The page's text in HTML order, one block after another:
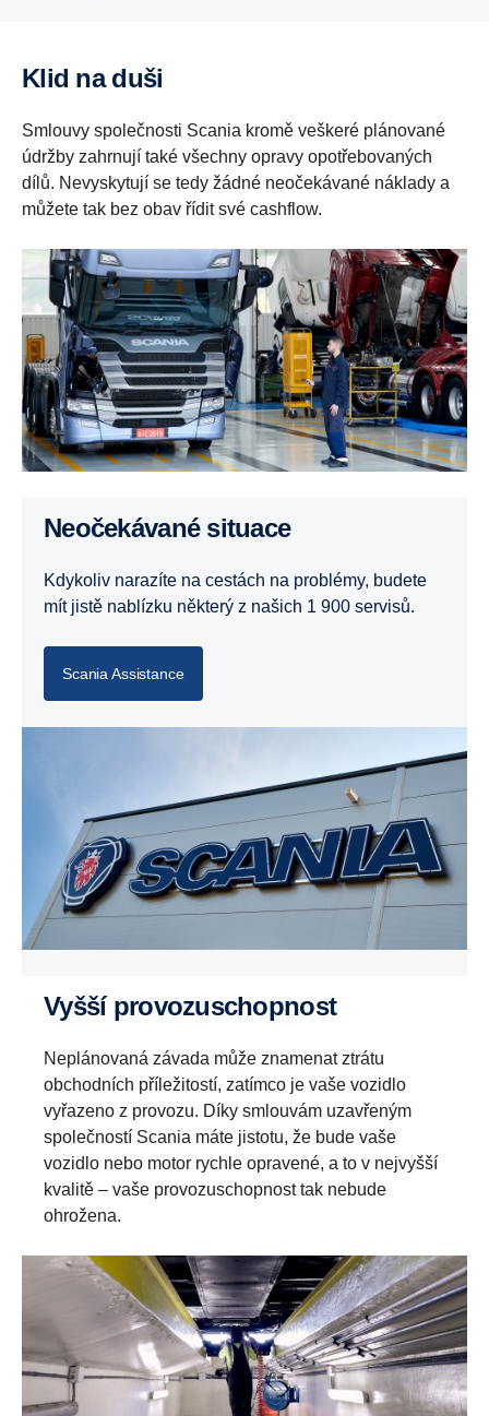
Klid na duši
Smlouvy společnosti Scania kromě veškeré plánované
údržby zahrnují také všechny opravy opotřebovaných
dílů. Nevyskytují se tedy žádné neočekávané náklady a
můžete tak bez obav řídit své cashflow.
Neočekávané situace
Kdykoliv narazíte na cestách na problémy, budete
mít jistě nablízku některý z našich 1 900 servisů.
Scania Assistance
Vyšší provozuschopnost
Neplánovaná závada může znamenat ztrátu
obchodních příležitostí, zatímco je vaše vozidlo
vyřazeno z provozu. Díky smlouvám uzavřeným
společností Scania máte jistotu, že bude vaše
vozidlo nebo motor rychle opravené, a to v nejvyšší
kvalitě – vaše provozuschopnost tak nebude
ohrožena.